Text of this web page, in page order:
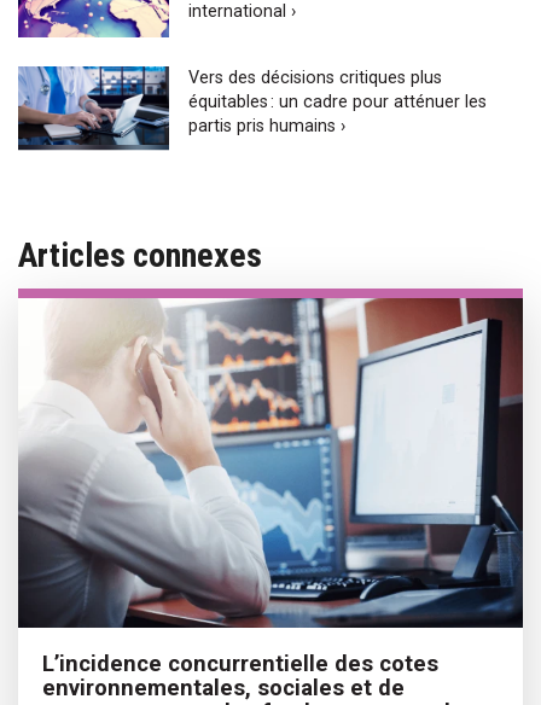
international ›
Vers des décisions critiques plus
équitables : un cadre pour atténuer les
partis pris humains ›
Articles connexes
L’incidence concurrentielle des cotes
environnementales, sociales et de